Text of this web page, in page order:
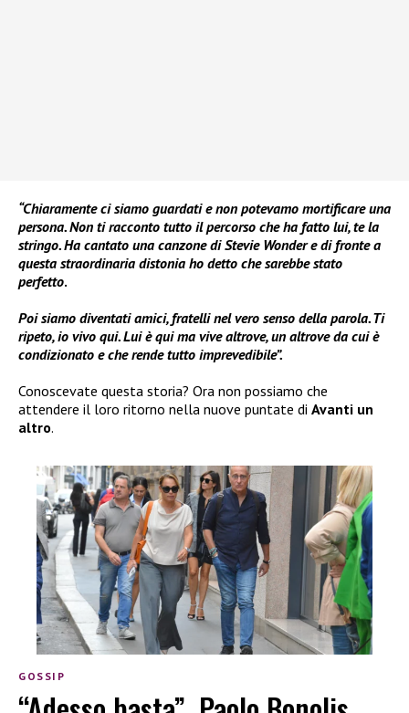
“Chiaramente ci siamo guardati e non potevamo mortificare una
persona. Non ti racconto tutto il percorso che ha fatto lui, te la
stringo. Ha cantato una canzone di Stevie Wonder e di fronte a
questa straordinaria distonia ho detto che sarebbe stato
perfetto.
Poi siamo diventati amici, fratelli nel vero senso della parola. Ti
ripeto, io vivo qui. Lui è qui ma vive altrove, un altrove da cui è
condizionato e che rende tutto imprevedibile”.
Conoscevate questa storia? Ora non possiamo che
attendere il loro ritorno nella nuove puntate di Avanti un
altro.
GOSSIP